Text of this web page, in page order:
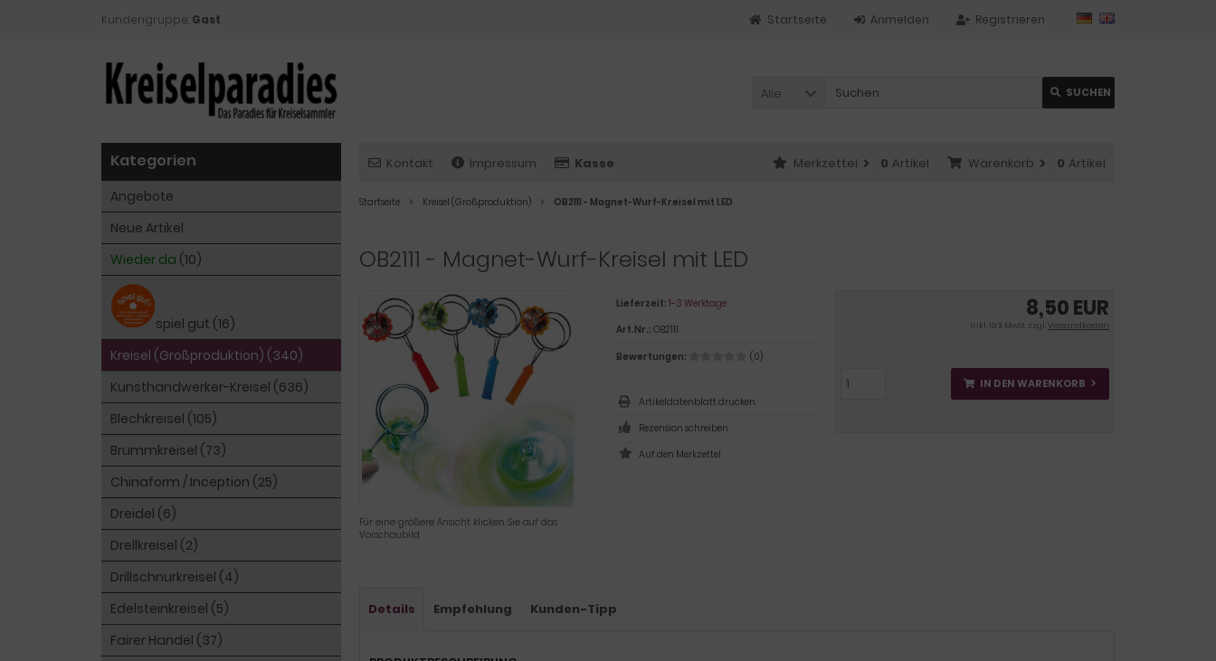
Kundengruppe: Gast Registrieren
Anmelden
Startseite
Alle SUCHEN
Kontakt Impressum Kasse Warenkorb 0 Artikel
Merkzettel 0 Artikel
Startseite Kreisel (Großproduktion) OB2111 - Magnet-Wurf-Kreisel mit LED
OB2111 - Magnet-Wurf-Kreisel mit LED
Für eine größere Ansicht klicken Sie auf das
Vorschaubild
8,50 EUR
inkl. 19 % MwSt. zzgl.Versandkosten
IN DEN WARENKORB
Lieferzeit: 1-3 Werktage
Art.Nr.: OB2111
Bewertungen:
(0)
Artikeldatenblatt drucken
Rezension schreiben
Details Empfehlung Kunden-Tipp
Kategorien
Angebote
Neue Artikel
Wieder da (10)
spiel gut (16)
Kreisel (Großproduktion) (340)
Kunsthandwerker-Kreisel (636)
Blechkreisel (105)
Brummkreisel (73)
Chinaform / Inception (25)
Dreidel (6)
Drellkreisel (2)
Drillschnurkreisel (4)
Edelsteinkreisel (5)
Fairer Handel (37)